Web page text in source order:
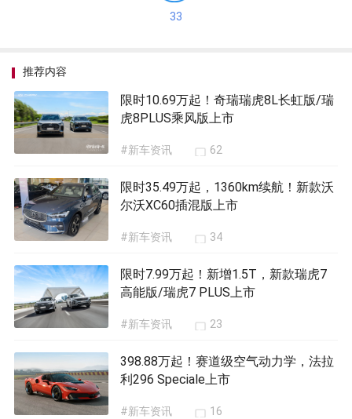
33
推荐内容
限时10.69万起！奇瑞瑞虎8L长虹版/瑞
虎8PLUS乘风版上市
#新车资讯 62
限时35.49万起，1360km续航！新款沃
尔沃XC60插混版上市
#新车资讯 34
限时7.99万起！新增1.5T，新款瑞虎7
高能版/瑞虎7 PLUS上市
#新车资讯 23
398.88万起！赛道级空气动力学，法拉
利296 Speciale上市
#新车资讯 16